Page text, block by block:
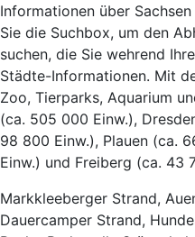
Informationen über
Sie die Suchbox, um den
suchen, die Sie wehrend
Städte-Informationen. Mit
Zoo, Tierparks, Aquarium
(ca. 505 000 Einw.),
98 800 Einw.), Plauen (ca.
Einw.) und Freiberg (ca. 43
Markkleeberger Strand,
Dauercamper Strand,